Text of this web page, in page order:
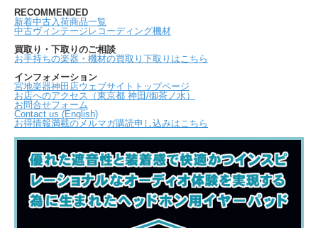
RECOMMENDED
新着中古入荷商品一覧
中古ヴィンテージレコーディング機材
買取り・下取りのご相談
お手持ちの楽器・機材の買取り下取りはこちら
インフォメーション
宮地楽器神田店ウェブサイトトップページ
お店へのアクセス（東京都 神田/御茶ノ水）
お問合せフォーム
Contact us (English)
お得情報満載のメルマガ購読申し込みはこちら